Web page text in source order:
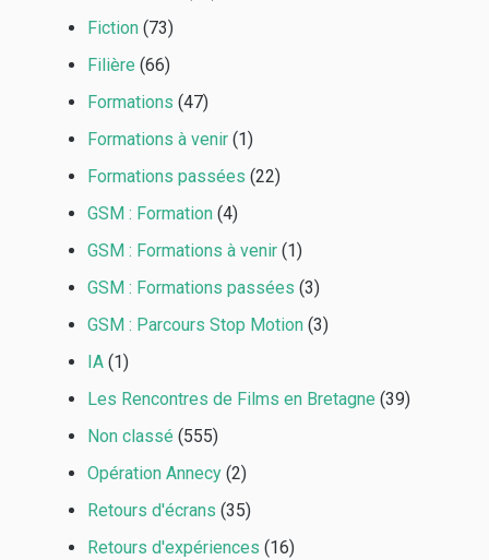
Fiction (73)
Filière (66)
Formations (47)
Formations à venir (1)
Formations passées (22)
GSM : Formation (4)
GSM : Formations à venir (1)
GSM : Formations passées (3)
GSM : Parcours Stop Motion (3)
IA (1)
Les Rencontres de Films en Bretagne (39)
Non classé (555)
Opération Annecy (2)
Retours d'écrans (35)
Retours d'expériences (16)